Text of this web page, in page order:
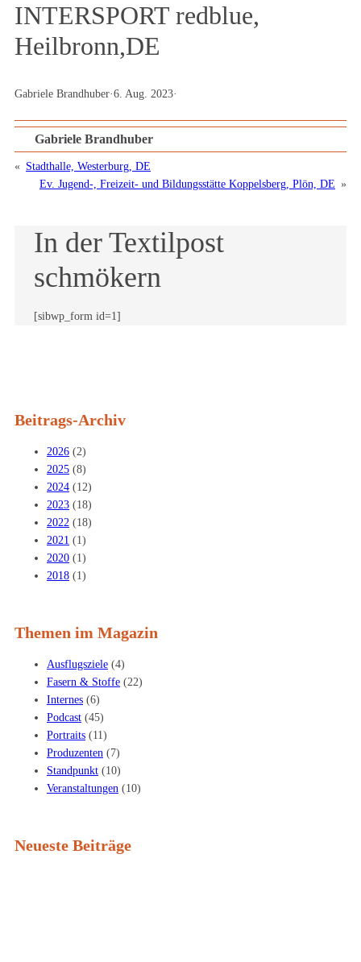
INTERSPORT redblue,
Heilbronn,DE
Gabriele Brandhuber·6. Aug. 2023·
Gabriele Brandhuber
« Stadthalle, Westerburg, DE
Ev. Jugend-, Freizeit- und Bildungsstätte Koppelsberg, Plön, DE »
In der Textilpost
schmökern
[sibwp_form id=1]
Beitrags-Archiv
2026 (2)
2025 (8)
2024 (12)
2023 (18)
2022 (18)
2021 (1)
2020 (1)
2018 (1)
Themen im Magazin
Ausflugsziele (4)
Fasern & Stoffe (22)
Internes (6)
Podcast (45)
Portraits (11)
Produzenten (7)
Standpunkt (10)
Veranstaltungen (10)
Neueste Beiträge